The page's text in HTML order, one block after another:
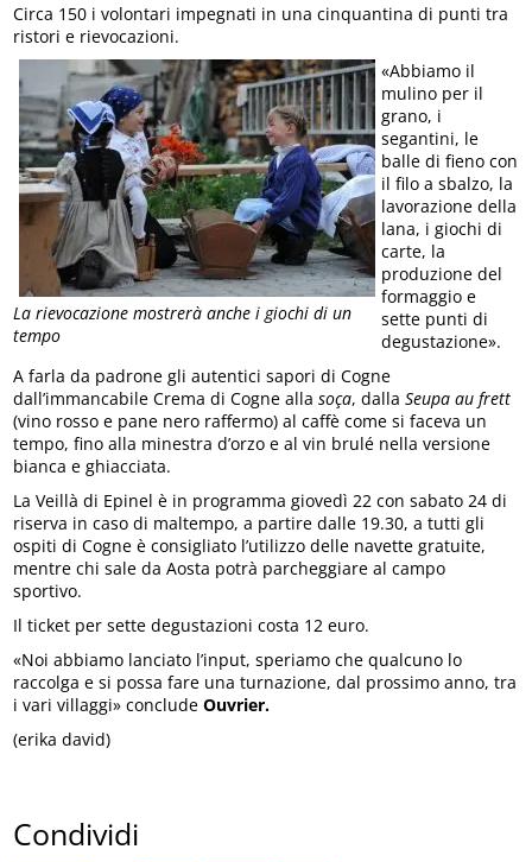
Circa 150 i volontari impegnati in una cinquantina di punti tra
ristori e rievocazioni.
La rievocazione mostrerà anche i giochi di un
tempo
«Abbiamo il
mulino per il
grano, i
segantini, le
balle di fieno con
il filo a sbalzo, la
lavorazione della
lana, i giochi di
carte, la
produzione del
formaggio e
sette punti di
degustazione».
A farla da padrone gli autentici sapori di Cogne
dall’immancabile Crema di Cogne allasoça, dallaSeupa au frett
(vino rosso e pane nero raffermo) al caffè come si faceva un
tempo, fino alla minestra d’orzo e al vin brulé nella versione
bianca e ghiacciata.
La Veillà di Epinel è in programma giovedì 22 con sabato 24 di
riserva in caso di maltempo, a partire dalle 19.30, a tutti gli
ospiti di Cogne è consigliato l’utilizzo delle navette gratuite,
mentre chi sale da Aosta potrà parcheggiare al campo
sportivo.
Il ticket per sette degustazioni costa 12 euro.
«Noi abbiamo lanciato l’input, speriamo che qualcuno lo
raccolga e si possa fare una turnazione, dal prossimo anno, tra
i vari villaggi» concludeOuvrier.
(erika david)
Condividi